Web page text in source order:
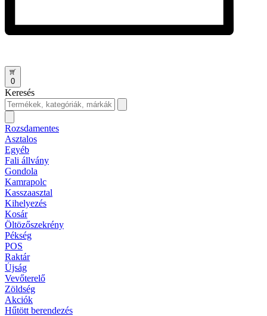
0
Keresés
Rozsdamentes
Asztalos
Egyéb
Fali állvány
Gondola
Kamrapolc
Kasszaasztal
Kihelyezés
Kosár
Öltözőszekrény
Pékség
POS
Raktár
Újság
Vevőterelő
Zöldség
Akciók
Hűtött berendezés